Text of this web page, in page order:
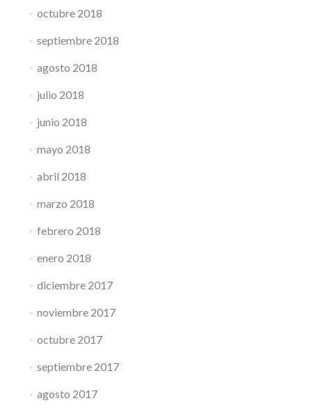
octubre 2018
septiembre 2018
agosto 2018
julio 2018
junio 2018
mayo 2018
abril 2018
marzo 2018
febrero 2018
enero 2018
diciembre 2017
noviembre 2017
octubre 2017
septiembre 2017
agosto 2017